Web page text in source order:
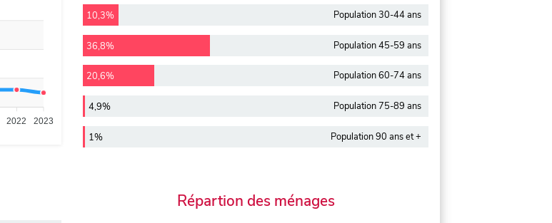
2022 2023
10,3% Population 30-44 ans
36,8% Population 45-59 ans
20,6% Population 60-74 ans
4,9% Population 75-89 ans
1% Population 90 ans et +
Répartion des ménages